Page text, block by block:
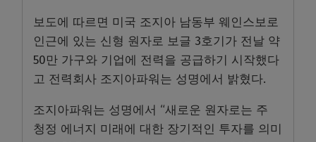
보도에 따르면 미국 조지아 남동부 웨인스보로
인근에 있는 신형 원자로 보글 3호기가 전날 약
50만 가구와 기업에 전력을 공급하기 시작했다
고 전력회사 조지아파워는 성명에서 밝혔다.
조지아파워는 성명에서 “새로운 원자로는 주
청정 에너지 미래에 대한 장기적인 투자를 의미